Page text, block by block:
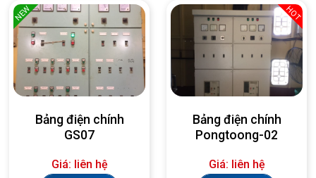
NEW
Bảng điện chính
GS07
Giá: liên hệ
HOT
Bảng điện chính
Pongtoong-02
Giá: liên hệ